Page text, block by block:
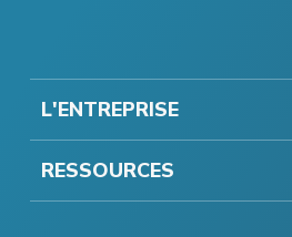
L'ENTREPRISE
RESSOURCES